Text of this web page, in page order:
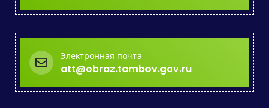
Электронная почта
att@obraz.tambov.gov.ru